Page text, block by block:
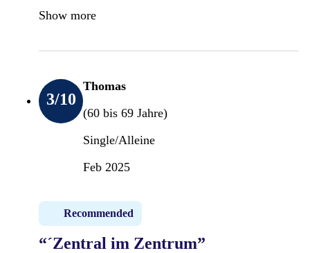
Show more
3/10
Thomas
(60 bis 69 Jahre)
Single/Alleine
Feb 2025
Recommended
“´Zentral im Zentrum”